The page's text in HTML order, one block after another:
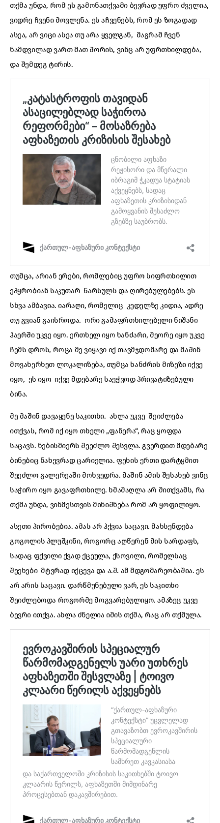
თქმა უნდა, რომ ეს გამონათქვამი ბევრად უფრო ძველია,
ვიდრე ჩვენი მოვლენა. ეს აჩვენებს, რომ ეს ზოგადად
ასეა, არ ვიცი ასეა თუ არა ყველგან, მაგრამ ჩვენ
ნამდვილად ვართ მათ შორის, ვინც არ უფრთხილდება,
და შემდეგ ტირის.
თუმცა, არიან ერები, რომლებიც უფრო სიფრთხილით
ეპყრობიან საკუთარ წარსულს და ღირებულებებს. ეს
სხვა ამბავია. იარაღი, რომელიც კედელზე კიდია, ადრე
თუ გვიან გაისროდა. ორი გამაფრთხილებელი ნიშანი
ჰაერში უკვე იყო. ერთხელ იყო ხანძარი, მეორე იყო უკვე
ჩემს დროს, როცა მე ვიყავი იქ თავმჯდომარე და მაშინ
მოვახერხეთ ლოკალიზება, თუმცა ხანძრის მიზეზი იქვე
იყო, ეს იყო იქვე მდებარე საეჭვოდ პრივატიზებული
ბინა.
მე მაშინ დავაყენე საკითხი. ახლა უკვე შეიძლება
ითქვას, რომ იქ იყო თხელი „ფანერა“, რაც ყოფდა
საცავს. ნებისმიერს შეეძლო შესვლა. გვერდით მდებარე
ბინებიც ნახევრად ცარიელია. ფეხის ერთი დარტყმით
შეეძლო გალერეაში მოხვედრა. მაშინ ამის შესახებ ვინც
საჭირო იყო გავაფრთხილე. ხმამაღლა არ მითქვამს, რა
თქმა უნდა, ვინმესთვის მინიშნება რომ არ ყოფილიყო.
ასეთი პირობებია. ამას არ ჰქვია საცავი. მახსენდება
გოგოლის პლუშკინი, როგორც აღწერენ მის სარდაფს,
სადაც ფქვილი ქვად ქცეულა, ქსოვილი, რომელსაც
შეეხები მტვრად იქცევა და ა.შ. ამ მდგომარეობაშია. ეს
არ არის საცავი. დარწმუნებული ვარ, ეს საკითხი
შეიძლებოდა როგორმე მოგვარებულიყო. ამაზეც უკვე
ბევრი ითქვა. ახლა ძნელია იმის თქმა, რაც არ თქმულა.